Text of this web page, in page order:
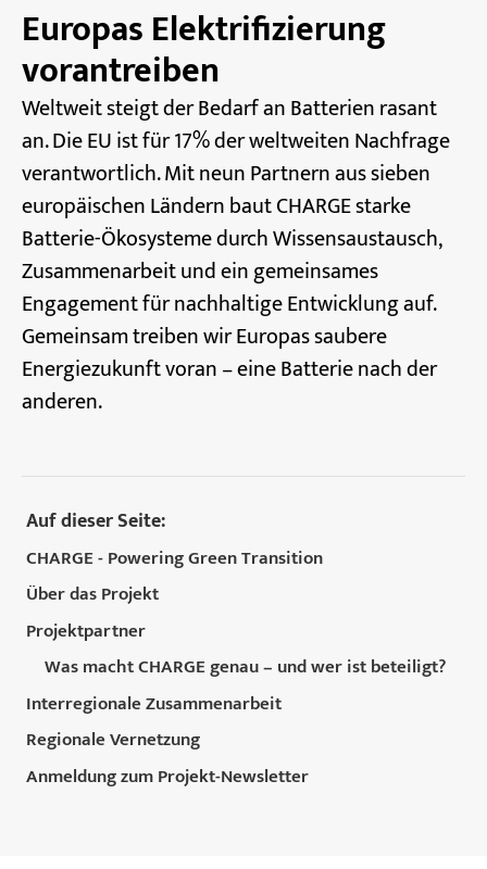
Europas Elektrifizierung
vorantreiben
Weltweit steigt der Bedarf an Batterien rasant
an. Die EU ist für 17% der weltweiten Nachfrage
verantwortlich. Mit neun Partnern aus sieben
europäischen Ländern baut CHARGE starke
Batterie-Ökosysteme durch Wissensaustausch,
Zusammenarbeit und ein gemeinsames
Engagement für nachhaltige Entwicklung auf.
Gemeinsam treiben wir Europas saubere
Energiezukunft voran – eine Batterie nach der
anderen.
Auf dieser Seite:
CHARGE - Powering Green Transition
Über das Projekt
Projektpartner
Was macht CHARGE genau – und wer ist beteiligt?
Interregionale Zusammenarbeit
Regionale Vernetzung
Anmeldung zum Projekt-Newsletter